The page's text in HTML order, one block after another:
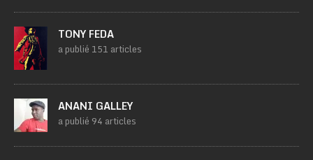
TONY FEDA
a publié 151 articles
ANANI GALLEY
a publié 94 articles